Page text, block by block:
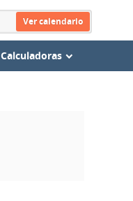
Ver calendario
Calculadoras